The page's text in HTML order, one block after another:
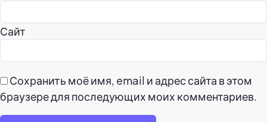
Сайт
Сохранить моё имя, email и адрес сайта в этом
браузере для последующих моих комментариев.